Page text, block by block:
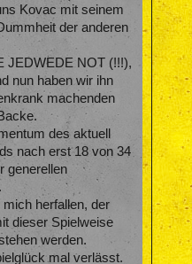
Kovac mit seinem
der anderen
JEDWEDE NOT (!!!),
nun haben wir ihn
machenden
des aktuell
nach erst 18 von 34
generellen
herfallen, der
dieser Spielweise
werden.
mal verlässt.